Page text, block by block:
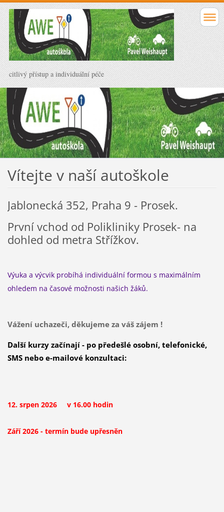
citlivý přístup a individuální péče
Vítejte v naší autoškole
Jablonecká 352, Praha 9 - Prosek.
První vchod od Polikliniky Prosek- na
dohled od metra Střížkov.
Výuka a výcvik probíhá individuální formou s maximálním
ohledem na časové možnosti našich žáků.
Vážení uchazeči, děkujeme za váš zájem !
Další kurzy začínají - po předešlé osobní, telefonické,
SMS nebo e-mailové konzultaci:
12. srpen 2026 v 16.00 hodin
Září 2026 - termín bude upřesněn